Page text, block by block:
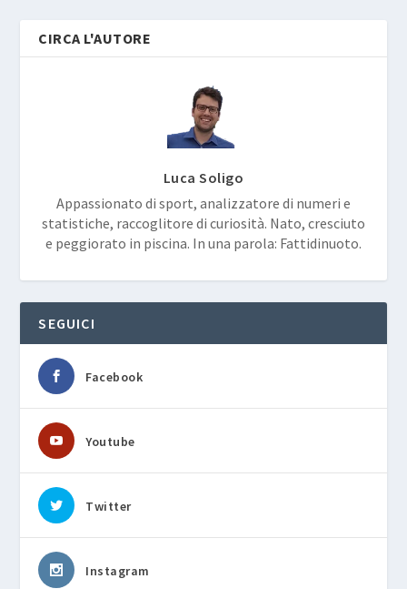
CIRCA L'AUTORE
Luca Soligo
Appassionato di sport, analizzatore di numeri e
statistiche, raccoglitore di curiosità. Nato, cresciuto
e peggiorato in piscina. In una parola: Fattidinuoto.
SEGUICI
Facebook
Youtube
Twitter
Instagram